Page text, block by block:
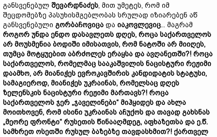
განსვენებულ შევარდნაძეს, მით უმეტეს, რომ იმ
შეცდომებზე პასუხისმგებლობას სრულად იზიარებენ აწ
განსვენებული გორბაჩოვიცა და იაკოვლევიც... მაგრამ
როგორ უნდა ენდო დასავლეთს დღეს, როცა საქართველოს
არ მოუსმენია ბოდიში იმისათვის, რომ ნატოში არ მიიღეს,
თუმცა მოტყუებით აბრძოლეს ერაყსა და ავღანეთში?! როცა
საქართველოს, რომელმაც სააკაშვილის ნაცისტური რეჟიმი
დაამხო, არ მიანიჭეს ევროკავშირის კანდიდატის სტატუსი,
სამაგიეროდ, მიანიჭეს უკრაინას, რომელსაც დღეს
ზელენსკის ნაცისტური რეჟიმი მართავს?! როცა
საქართველოს ჯერ „ჯაველინები“ მიჰყიდეს და ახლა
მოითხოვენ, რომ ისინი უკრაინას აჩუქოს და თავად გახსნას
„მეორე ფრონტი“ რუსეთის წინააღმდეგ, აფხაზეთსა და ე.წ.
სამხრეთ ოსეთში რუსულ ბაზებზე თავდასხმით?! ქართველ